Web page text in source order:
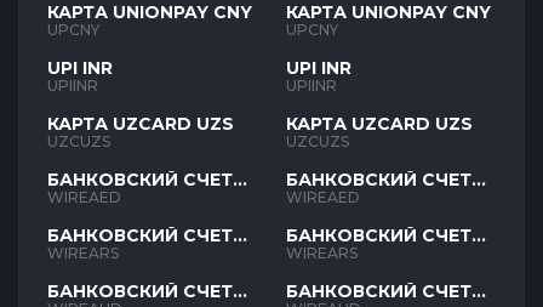
КАРТА UNIONPAY CNY
UPCNY
UPI INR
UPIINR
КАРТА UZCARD UZS
UZCUZS
БАНКОВСКИЙ СЧЕТ
AED
WIREAED
БАНКОВСКИЙ СЧЕТ
ARS
WIREARS
БАНКОВСКИЙ СЧЕТ
КАРТА UNIONPAY CNY
UPCNY
UPI INR
UPIINR
КАРТА UZCARD UZS
UZCUZS
БАНКОВСКИЙ СЧЕТ
AED
WIREAED
БАНКОВСКИЙ СЧЕТ
ARS
WIREARS
БАНКОВСКИЙ СЧЕТ